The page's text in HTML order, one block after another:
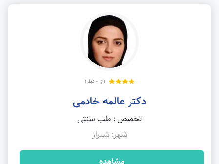
(از 0 نظر)
دکتر عالمه خادمی
تخصص : طب سنتی
شهر: شیراز
مشاهده